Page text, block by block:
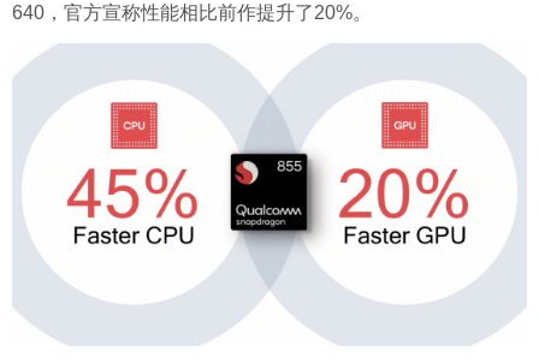
640，官方宣称性能相比前作提升了20%。